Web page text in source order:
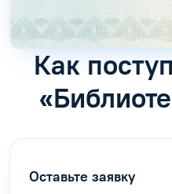
Как
Оставьте заявку